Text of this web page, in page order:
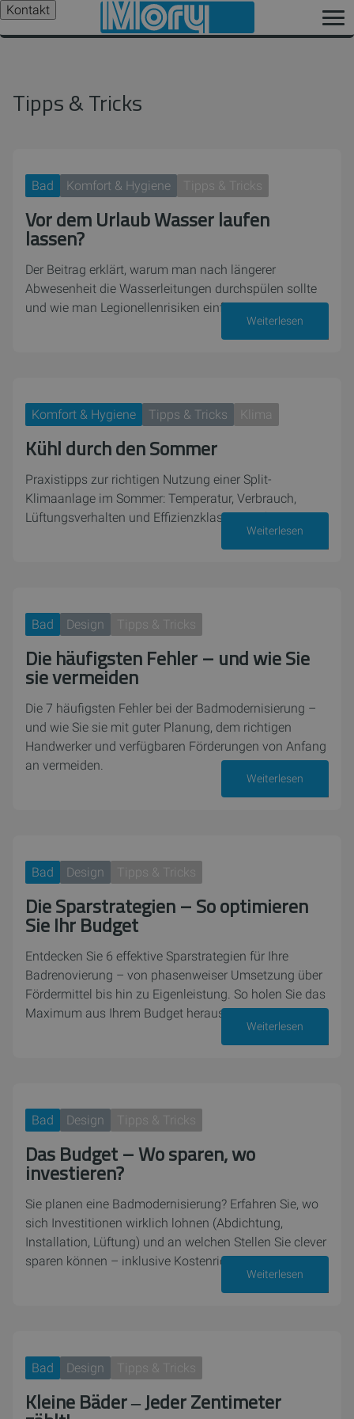
Kontakt
Tipps & Tricks
Bad Komfort & Hygiene Tipps & Tricks
Vor dem Urlaub Wasser laufen
lassen?
Der Beitrag erklärt, warum man nach längerer
Abwesenheit die Wasserleitungen durchspülen sollte
und wie man Legionellenrisiken einfach reduziert.
Weiterlesen
Komfort & Hygiene Tipps & Tricks Klima
Kühl durch den Sommer
Praxistipps zur richtigen Nutzung einer Split-
Klimaanlage im Sommer: Temperatur, Verbrauch,
Lüftungsverhalten und Effizienzklassen einfach erklärt.
Weiterlesen
Bad Design Tipps & Tricks
Die häufigsten Fehler – und wie Sie
sie vermeiden
Die 7 häufigsten Fehler bei der Badmodernisierung –
und wie Sie sie mit guter Planung, dem richtigen
Handwerker und verfügbaren Förderungen von Anfang
an vermeiden.
Weiterlesen
Bad Design Tipps & Tricks
Die Sparstrategien – So optimieren
Sie Ihr Budget
Entdecken Sie 6 effektive Sparstrategien für Ihre
Badrenovierung – von phasenweiser Umsetzung über
Fördermittel bis hin zu Eigenleistung. So holen Sie das
Maximum aus Ihrem Budget heraus.
Weiterlesen
Bad Design Tipps & Tricks
Das Budget – Wo sparen, wo
investieren?
Sie planen eine Badmodernisierung? Erfahren Sie, wo
sich Investitionen wirklich lohnen (Abdichtung,
Installation, Lüftung) und an welchen Stellen Sie clever
sparen können – inklusive Kostenrichtwerten.
Weiterlesen
Bad Design Tipps & Tricks
Kleine Bäder ‒ Jeder Zentimeter